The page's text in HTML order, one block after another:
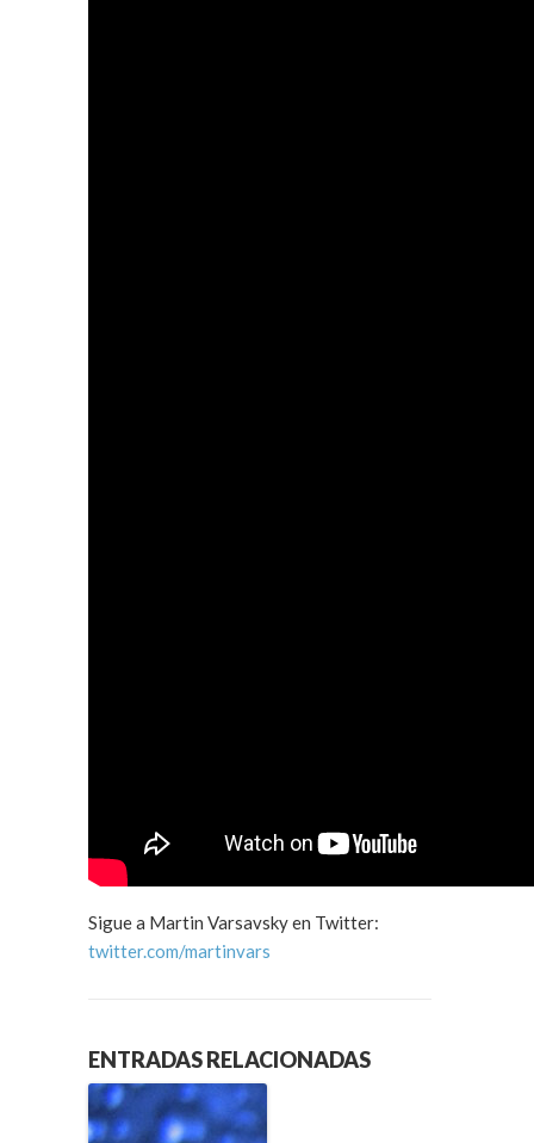
Sigue a Martin Varsavsky en Twitter:
twitter.com/martinvars
ENTRADAS RELACIONADAS